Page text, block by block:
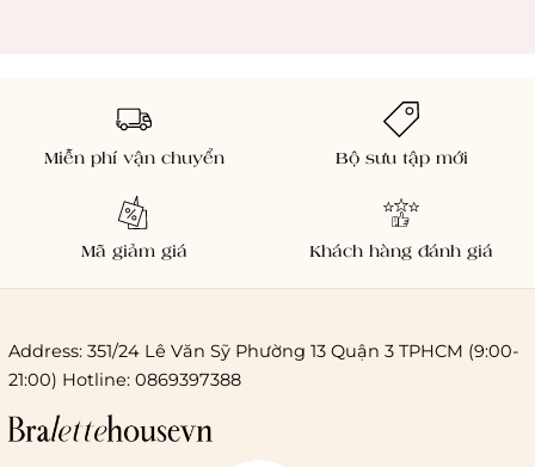
Chi phí giao hàng
Miễn phí vận chuyển Bộ sưu tập mới
Mã giảm giá Khách hàng đánh giá
Address: 351/24 Lê Văn Sỹ Phường 13 Quận 3 TPHCM (9:00-
21:00) Hotline: 0869397388